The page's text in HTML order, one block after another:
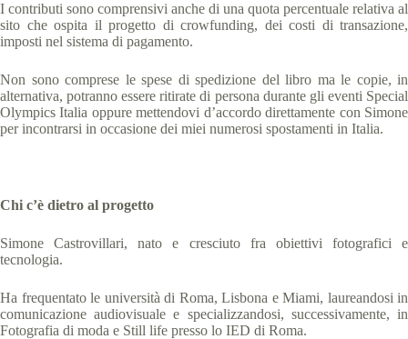
I contributi sono comprensivi anche di una quota percentuale relativa al
sito che ospita il progetto di crowfunding, dei costi di transazione,
imposti nel sistema di pagamento.
Non sono comprese le spese di spedizione del libro ma le copie, in
alternativa, potranno essere ritirate di persona durante gli eventi Special
Olympics Italia oppure mettendovi d’accordo direttamente con Simone
per incontrarsi in occasione dei miei numerosi spostamenti in Italia.
Chi c’è dietro al progetto
Simone Castrovillari, nato e cresciuto fra obiettivi fotografici e
tecnologia.
Ha frequentato le università di Roma, Lisbona e Miami, laureandosi in
comunicazione audiovisuale e specializzandosi, successivamente, in
Fotografia di moda e Still life presso lo IED di Roma.